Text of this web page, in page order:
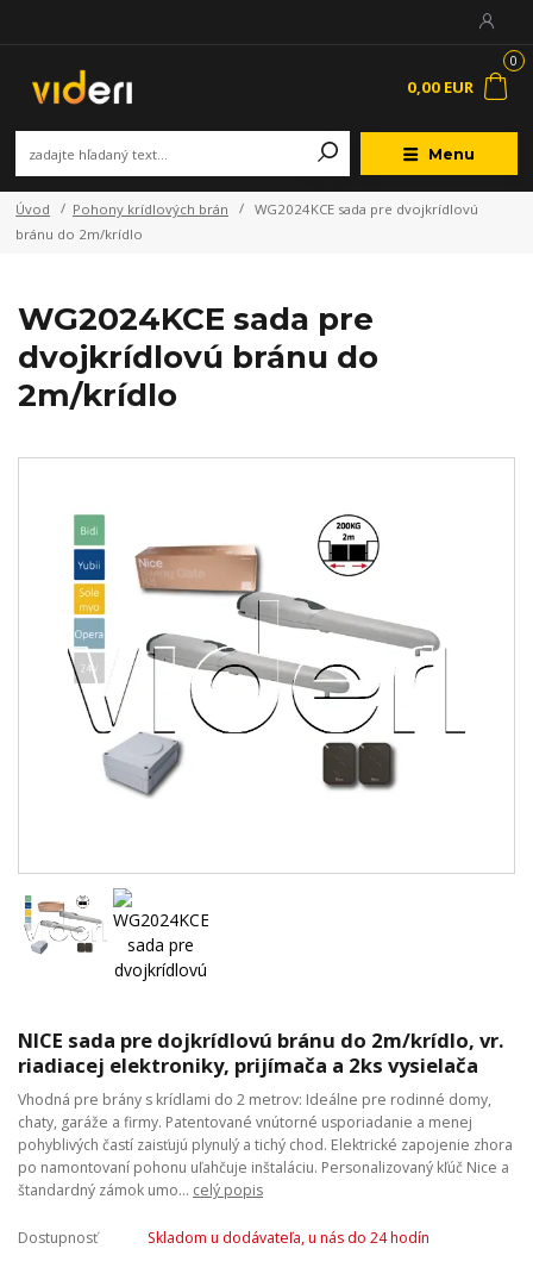
Menu
0
0,00 EUR
Úvod Pohony krídlových brán
WG2024KCE sada pre dvojkrídlovú
bránu do 2m/krídlo
WG2024KCE sada pre
dvojkrídlovú bránu do
2m/krídlo
NICE sada pre dojkrídlovú bránu do 2m/krídlo, vr.
riadiacej elektroniky, prijímača a 2ks vysielača
Vhodná pre brány s krídlami do 2 metrov: Ideálne pre rodinné domy,
chaty, garáže a firmy. Patentované vnútorné usporiadanie a menej
pohyblivých častí zaisťujú plynulý a tichý chod. Elektrické zapojenie zhora
po namontovaní pohonu uľahčuje inštaláciu. Personalizovaný kľúč Nice a
štandardný zámok umo... celý popis
Dostupnosť Skladom u dodávateľa, u nás do 24 hodín